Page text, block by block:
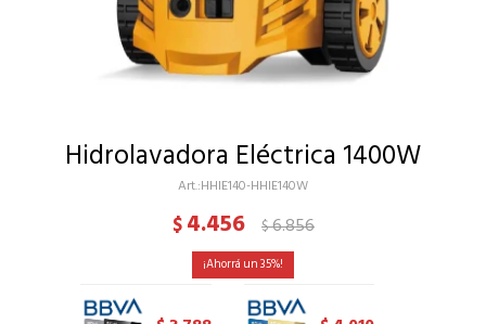
Hidrolavadora Eléctrica 1400W
HHIE140-HHIE140W
$4.456 $6.856
35